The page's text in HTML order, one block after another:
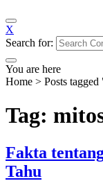
X
Search for:
You are here
Home > Posts
Tag:
Fakta
Tahu